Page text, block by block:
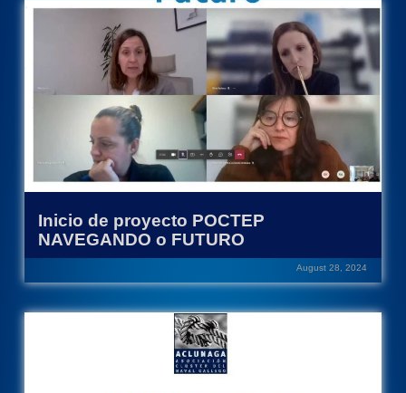
Inicio de proyecto POCTEP
NAVEGANDO o FUTURO
August 28, 2024